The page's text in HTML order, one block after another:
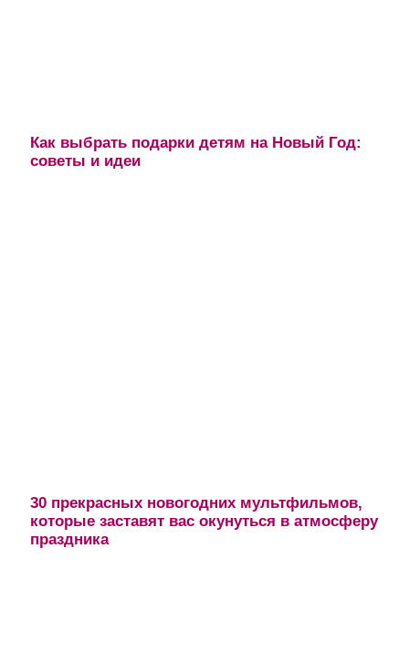
Как выбрать подарки детям на Новый Год:
советы и идеи
30 прекрасных новогодних мультфильмов,
которые заставят вас окунуться в атмосферу
праздника